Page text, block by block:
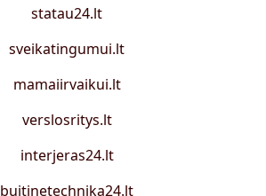
statau24.lt
sveikatingumui.lt
mamaiirvaikui.lt
verslosritys.lt
interjeras24.lt
buitinetechnika24.lt